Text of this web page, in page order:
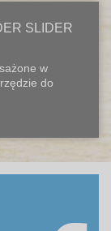
SLIDER
w
do